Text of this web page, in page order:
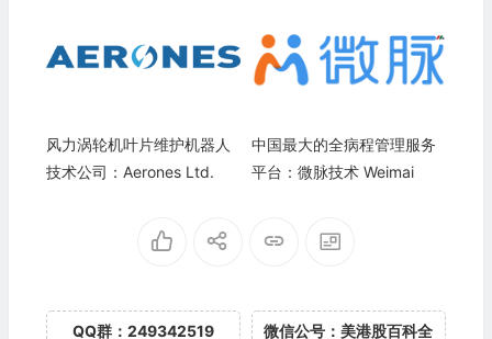
风力涡轮机叶片维护机器人
技术公司：Aerones Ltd.
中国最大的全病程管理服务
平台：微脉技术 Weimai
QQ群：249342519 微信公号：美港股百科全